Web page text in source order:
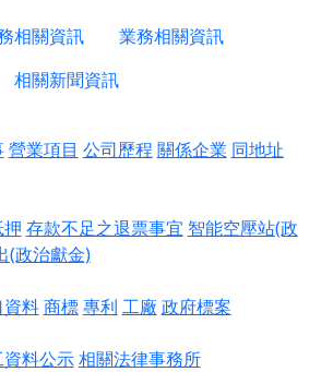
相關資訊
業務相關資訊
相關新聞資訊
營業項目 公司歷程 關係企業 同地址
存款不足之退票事宜 智能空壓站(政
(政治獻金)
料商標專利 工廠 政府標案
料公示相關法律事務所